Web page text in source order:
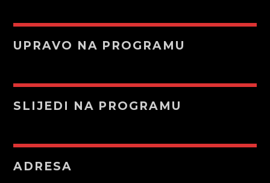
UPRAVO NA PROGRAMU
SLIJEDI NA PROGRAMU
ADRESA